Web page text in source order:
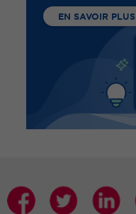
EN SAVOIR PLUS